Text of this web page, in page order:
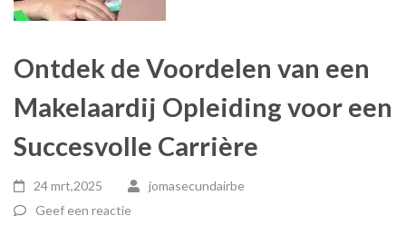
Ontdek de Voordelen van een
Makelaardij Opleiding voor een
Succesvolle Carrière
24 mrt,2025
jomasecundairbe
Geef een reactie